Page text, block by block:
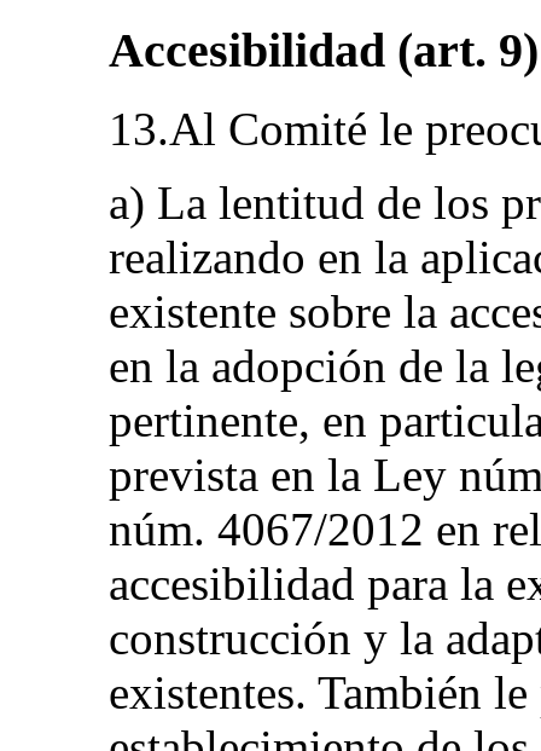
Accesibilidad (art. 9)
13.Al Comité le
a) La lentitud de los
realizando en la
existente sobre la
en la adopción de la
pertinente, en
prevista en la Ley
núm. 4067/2012 en
accesibilidad para la
construcción y la
existentes. También